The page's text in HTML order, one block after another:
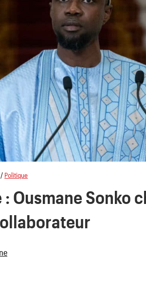
/ Politique
Ousmane Sonko